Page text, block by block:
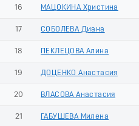
16 МАЦОКИНА Христина
17 СОБОЛЕВА Диана
18 ПЕКЛЕЦОВА Алина
19 ДОЦЕНКО Анастасия
20 ВЛАСОВА Анастасия
21 ГАБУШЕВА Милена